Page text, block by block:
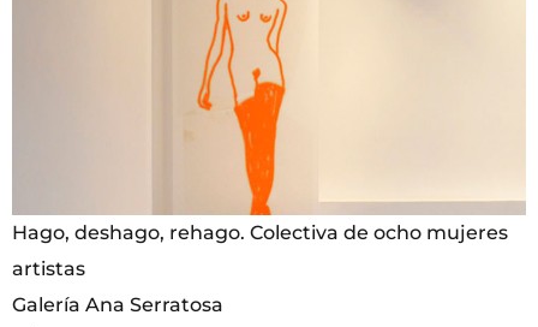
Hago, deshago, rehago. Colectiva de ocho mujeres
artistas
Galería Ana Serratosa